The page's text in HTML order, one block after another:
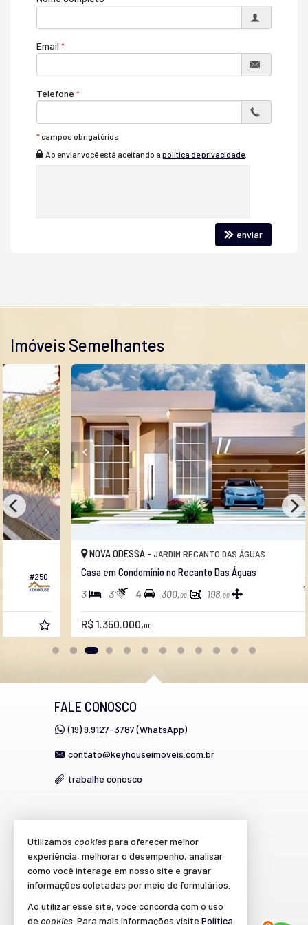
Sistema de Alarme
Acabamento em Gesso
Móveis Planejados
Área de Serviço
Sala de Estar
Sala de Jantar
Hidromassagem
Lavabo
Email
Telefone
*campos obrigatórios
Ao enviar você está aceitando a política de privacidade.
enviar
Imóveis Semelhantes
NOVA ODESSA -JARDIM RECANTO DAS ÁGUAS
Casa em Condomínio no Recanto Das Águas
3 4 300, 00 198,00
R$ 1.350.000, 00
FALE CONOSCO
(19) 9.9127-3787 (WhatsApp)
contato@keyhouseimoveis.com.br
trabalhe conosco
cadastre seu imóvel
imóveis favoritos
mapa de imóveis
Utilizamos cookiespara oferecer melhor
experiência, melhorar o desempenho, analisar
como você interage em nosso site e gravar
informações coletadas por meio de formulários.
Ao utilizar esse site, você concorda com o uso
de cookies . Para mais informações visite Política